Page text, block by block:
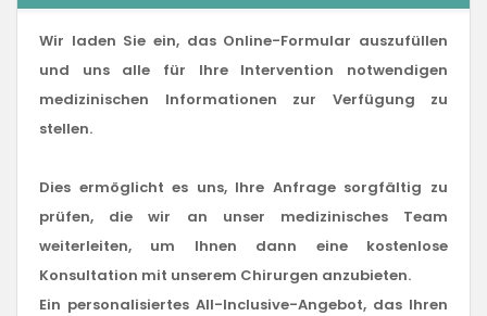
Wir laden Sie ein, das Online-Formular auszufüllen
und uns alle für Ihre Intervention notwendigen
medizinischen Informationen zur Verfügung zu
stellen.
Dies ermöglicht es uns, Ihre Anfrage sorgfältig zu
prüfen, die wir an unser medizinisches Team
weiterleiten, um Ihnen dann eine kostenlose
Konsultation mit unserem Chirurgen anzubieten.
Ein personalisiertes All-Inclusive-Angebot, das Ihren